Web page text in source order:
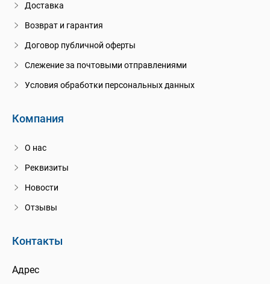
Доставка
Возврат и гарантия
Договор публичной оферты
Слежение за почтовыми отправлениями
Условия обработки персональных данных
Компания
О нас
Реквизиты
Новости
Отзывы
Контакты
Адрес